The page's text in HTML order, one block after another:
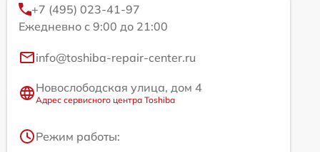
+7 (495) 023-41-97
Ежедневно с 9:00 до 21:00
info@toshiba-repair-center.ru
Новослободская улица, дом 4
Адрес сервисного центра Toshiba
Режим работы: